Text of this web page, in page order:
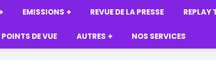
EMISSIONS REVUE DE LA PRESSE REPLAY
POINTS DE VUE AUTRES NOS SERVICES